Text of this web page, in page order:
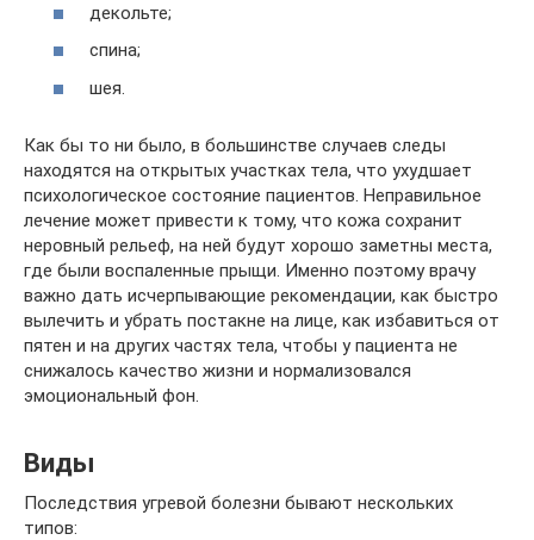
декольте;
спина;
шея.
Как бы то ни было, в большинстве случаев следы
находятся на открытых участках тела, что ухудшает
психологическое состояние пациентов. Неправильное
лечение может привести к тому, что кожа сохранит
неровный рельеф, на ней будут хорошо заметны места,
где были воспаленные прыщи. Именно поэтому врачу
важно дать исчерпывающие рекомендации, как быстро
вылечить и убрать постакне на лице, как избавиться от
пятен и на других частях тела, чтобы у пациента не
снижалось качество жизни и нормализовался
эмоциональный фон.
Виды
Последствия угревой болезни бывают нескольких
типов: